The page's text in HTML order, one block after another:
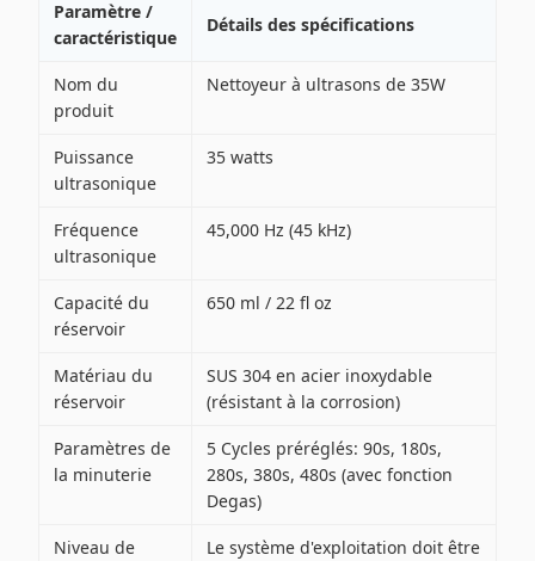
Paramètre /
caractéristique
Détails des spécifications
Nom du
produit
Nettoyeur à ultrasons de 35W
Puissance
ultrasonique
35 watts
Fréquence
ultrasonique
45,000 Hz (45 kHz)
Capacité du
réservoir
650 ml / 22 fl oz
Matériau du
réservoir
SUS 304 en acier inoxydable
(résistant à la corrosion)
Paramètres de
la minuterie
5 Cycles préréglés: 90s, 180s,
280s, 380s, 480s (avec fonction
Degas)
Niveau de
Le système d'exploitation doit être